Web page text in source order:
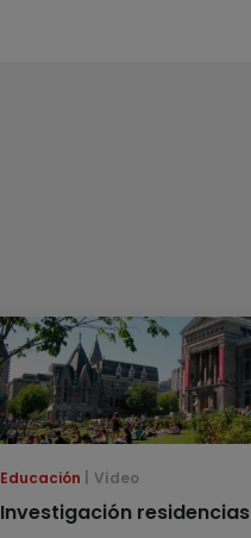
Educación Vídeo
Investigación residencias